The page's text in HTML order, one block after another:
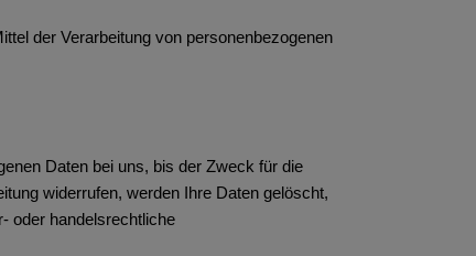
der Verarbeitung von personenbezogenen
Daten bei uns, bis der Zweck für die
widerrufen, werden Ihre Daten gelöscht,
oder handelsrechtliche